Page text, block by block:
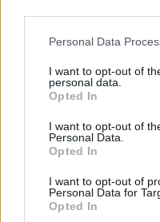
Personal Data
I want to opt-out of
personal data.
Opted In
I want to opt-out of
Personal Data.
Opted In
I want to opt-out of
Personal Data for
Opted In
ακινήτου
5 Αυγούστου, 2026
γνωστές παραλίες της
5 Αυγούστου, 2026
e-ΕΦΚΑ: Πότε
οικοδόμους